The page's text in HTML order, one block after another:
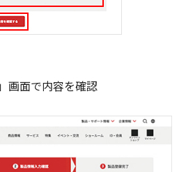
画面で内容を確認